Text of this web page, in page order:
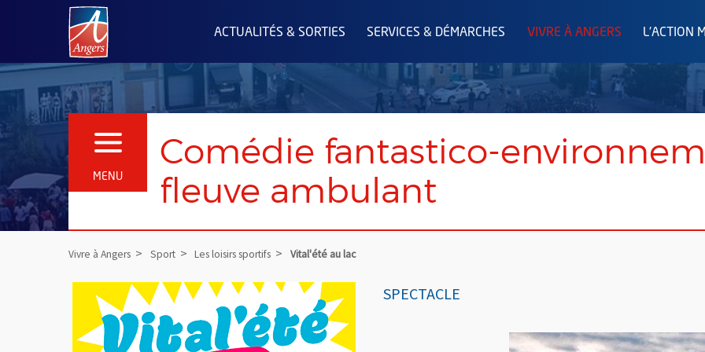
Angers.fr : Retour à l'accueil
ACTUALITÉS & SORTIES SERVICES & DÉMARCHES VIVRE À ANGERS L'ACTION
MENU
OUVRIR LE MENU
Comédie fantastico-
fleuve ambulant
Vivre à Angers Sport Les loisirs sportifs Vital'été au lac
SPECTACLE